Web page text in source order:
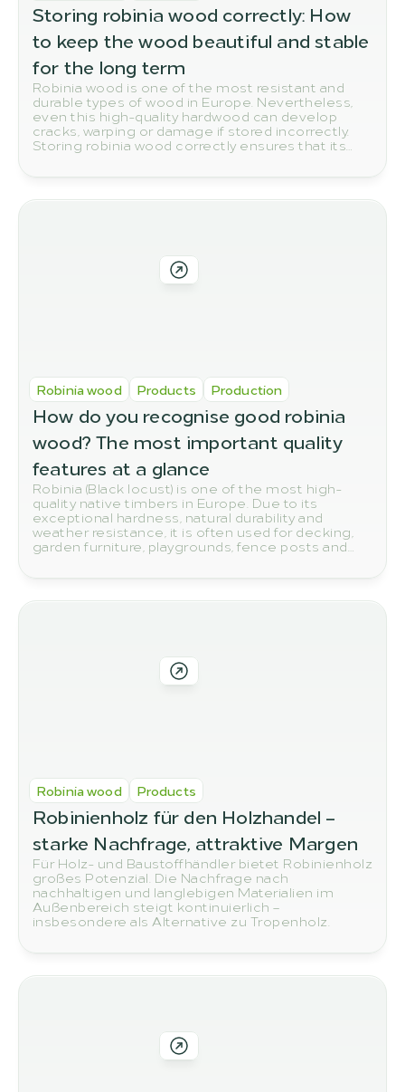
Storing robinia wood correctly: How
to keep the wood beautiful and stable
for the long term
Robinia wood is one of the most resistant and
durable types of wood in Europe. Nevertheless,
even this high-quality hardwood can develop
cracks, warping or damage if stored incorrectly.
Storing robinia wood correctly ensures that its
natural quality and durability are preserved in the
Robinia wood Products Production
How do you recognise good robinia
wood? The most important quality
features at a glance
Robinia (Black locust) is one of the most high-
quality native timbers in Europe. Due to its
exceptional hardness, natural durability and
weather resistance, it is often used for decking,
garden furniture, playgrounds, fence posts and
other outdoor applications. But how do you
features to look out for when buying.
Robinia wood Products
Robinienholz für den Holzhandel –
starke Nachfrage, attraktive Margen
Für Holz- und Baustoffhändler bietet Robinienholz
großes Potenzial. Die Nachfrage nach
nachhaltigen und langlebigen Materialien im
Außenbereich steigt kontinuierlich –
insbesondere als Alternative zu Tropenholz.